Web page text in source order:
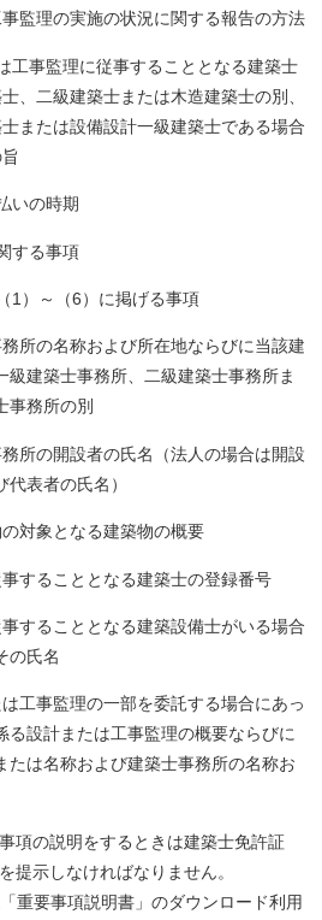
監理の実施の状況に関する報告の方法
工事監理に従事することとなる建築士
、二級建築士または木造建築士の別、
または設備設計一級建築士である場合
いの時期
する事項
1）～（6）に掲げる事項
務所の名称および所在地ならびに当該建
級建築士事務所、二級建築士事務所ま
事務所の別
務所の開設者の氏名（法人の場合は開設
表者の氏名）
の対象となる建築物の概要
事することとなる建築士の登録番号
事することとなる建築設備士がいる場合
の氏名
は工事監理の一部を委託する場合にあっ
る設計または工事監理の概要ならびに
たは名称および建築士事務所の名称お
項の説明をするときは建築士免許証
提示しなければなりません。
重要事項説明書」のダウンロード利用